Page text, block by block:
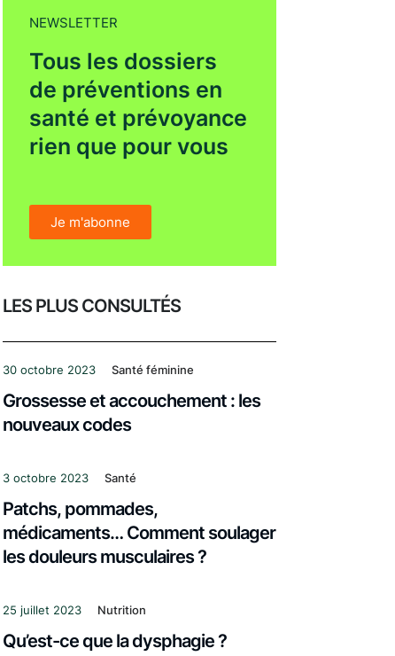
NEWSLETTER
Tous les dossiers
de préventions en
santé et prévoyance
rien que pour vous
Je m'abonne
LES PLUS CONSULTÉS
30 octobre 2023 Santé féminine
Grossesse et accouchement : les
nouveaux codes
3 octobre 2023 Santé
Patchs, pommades,
médicaments… Comment soulager
les douleurs musculaires ?
25 juillet 2023 Nutrition
Qu’est-ce que la dysphagie ?